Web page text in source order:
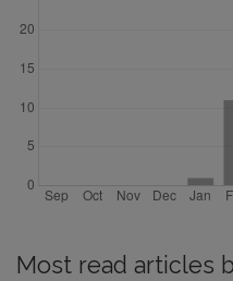
Most read articles